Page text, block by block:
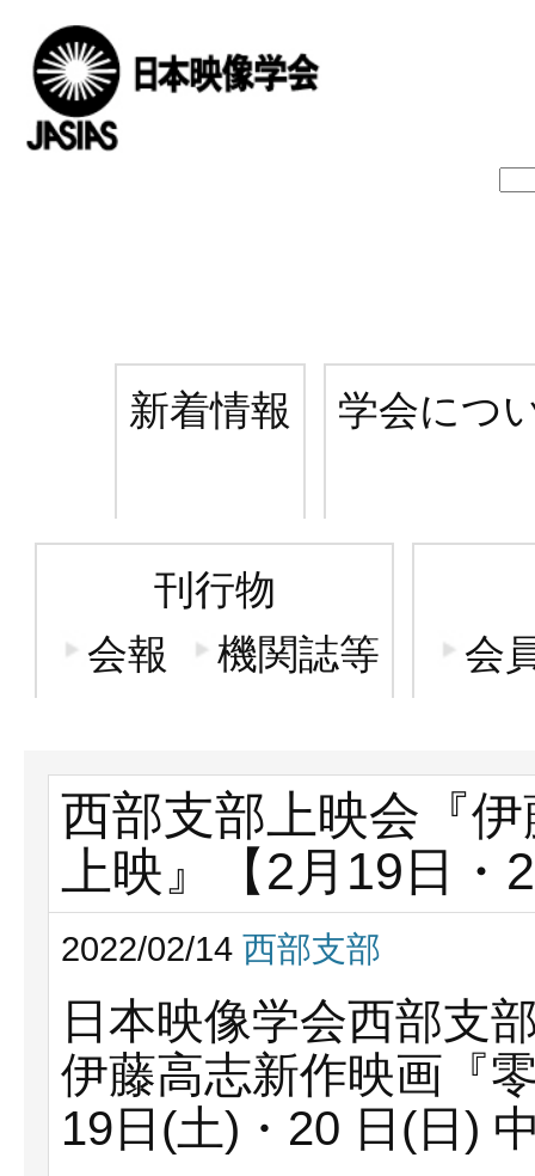
新着情報 学会につ
刊行物
会報
機関誌等 会
西部支部上映会『
上映』【2月19日・
2022/02/14 西部支部
⽇本映像学会⻄部⽀
伊藤⾼志新作映画『
19⽇(⼟)・20 ⽇(⽇)